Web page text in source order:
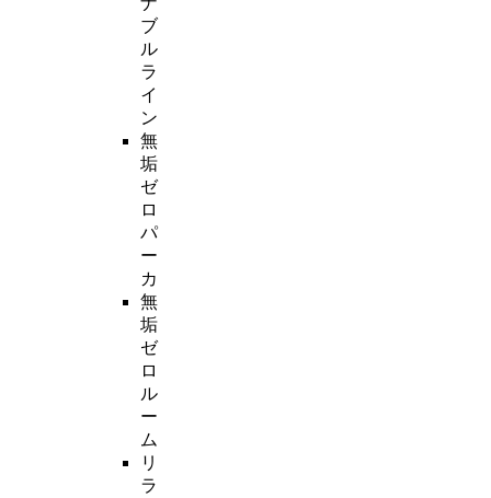
ブ
ル
ラ
イ
ン
無
垢
ゼ
ロ
パ
ー
カ
無
垢
ゼ
ロ
ル
ー
ム
リ
ラ